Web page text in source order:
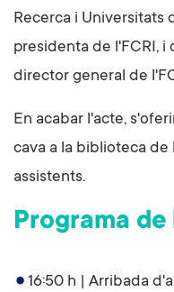
Recerca i Universitats
presidenta de l'FCRI, i
director general de
En acabar l'acte,
cava a la biblioteca
assistents.
Programa
16:50 h | Arribada